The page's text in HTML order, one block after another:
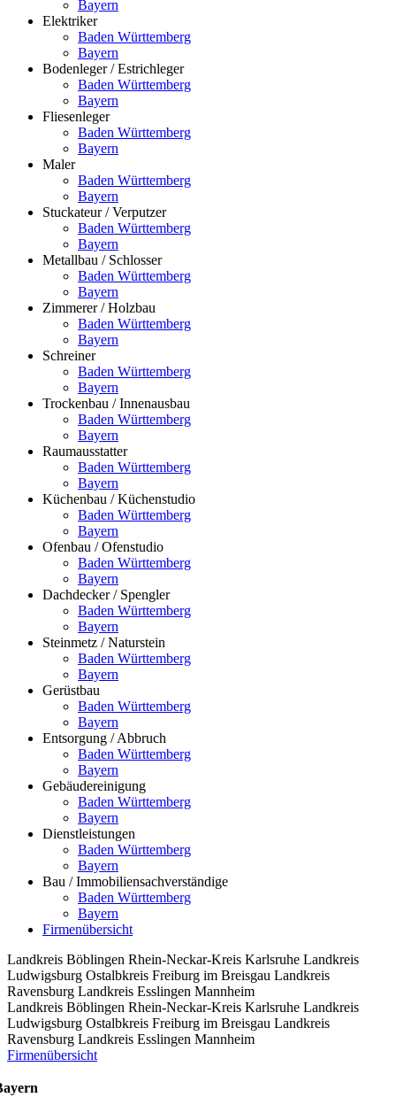
Bayern
Elektriker
Baden Württemberg
Bayern
Bodenleger / Estrichleger
Baden Württemberg
Bayern
Fliesenleger
Baden Württemberg
Bayern
Maler
Baden Württemberg
Bayern
Stuckateur / Verputzer
Baden Württemberg
Bayern
Metallbau / Schlosser
Baden Württemberg
Bayern
Zimmerer / Holzbau
Baden Württemberg
Bayern
Schreiner
Baden Württemberg
Bayern
Trockenbau / Innenausbau
Baden Württemberg
Bayern
Raumausstatter
Baden Württemberg
Bayern
Küchenbau / Küchenstudio
Baden Württemberg
Bayern
Ofenbau / Ofenstudio
Baden Württemberg
Bayern
Dachdecker / Spengler
Baden Württemberg
Bayern
Steinmetz / Naturstein
Baden Württemberg
Bayern
Gerüstbau
Baden Württemberg
Bayern
Entsorgung / Abbruch
Baden Württemberg
Bayern
Gebäudereinigung
Baden Württemberg
Bayern
Dienstleistungen
Baden Württemberg
Bayern
Bau / Immobiliensachverständige
Baden Württemberg
Bayern
Firmenübersicht
Landkreis Böblingen Rhein-Neckar-Kreis Karlsruhe Landkreis
Ludwigsburg Ostalbkreis Freiburg im Breisgau Landkreis
Ravensburg Landkreis Esslingen Mannheim
Landkreis Böblingen Rhein-Neckar-Kreis Karlsruhe Landkreis
Ludwigsburg Ostalbkreis Freiburg im Breisgau Landkreis
Ravensburg Landkreis Esslingen Mannheim
Firmenübersicht